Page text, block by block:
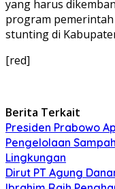
yang harus
program
stunting di
[red]
Berita Terkait
Presiden Prabowo
Pengelolaan
Lingkungan
Dirut PT Agung